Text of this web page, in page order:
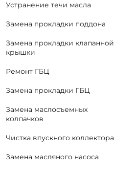
Устранение течи масла
Замена прокладки поддона
Замена прокладки клапанной
крышки
Ремонт ГБЦ
Замена прокладки ГБЦ
Замена маслосъемных
колпачков
Чистка впускного коллектора
Замена масляного насоса